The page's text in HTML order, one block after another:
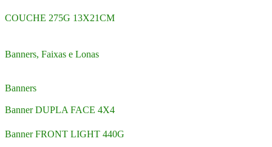
COUCHE 275G 13X21CM
Banners, Faixas e Lonas
Banners
Banner DUPLA FACE 4X4
Banner FRONT LIGHT 440G